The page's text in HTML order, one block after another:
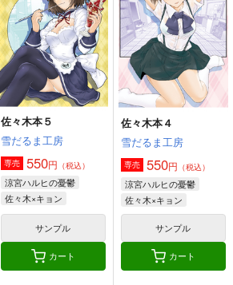
550円（税込）
佐々木×キョン
サンプル
作品詳細
550 円（税込）
佐々木
サンプル
作品詳細
佐々木本５
雪だるま工房
専売 550円 （税込）
涼宮ハルヒの憂鬱
佐々木×キョン
サンプル
カート
佐々木本４
雪だるま工房
専売 550円 （税込）
涼宮ハルヒの憂鬱
佐々木×キョン
サンプル
カート